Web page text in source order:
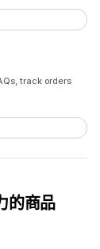
track orders
的商品